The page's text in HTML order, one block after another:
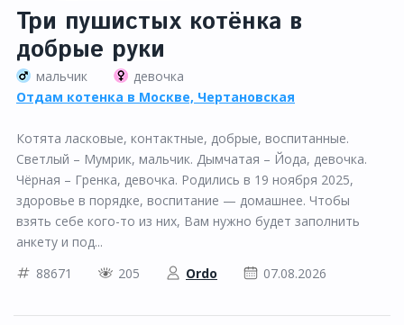
Три пушистых котёнка в
добрые руки
мальчик
девочка
Отдам котенка в Москве, Чертановская
Котята ласковые, контактные, добрые, воспитанные.
Светлый – Мумрик, мальчик. Дымчатая – Йода, девочка.
Чёрная – Гренка, девочка. Родились в 19 ноября 2025,
здоровье в порядке, воспитание — домашнее. Чтобы
взять себе кого-то из них, Вам нужно будет заполнить
анкету и под...
88671
205 Ordo 07.08.2026